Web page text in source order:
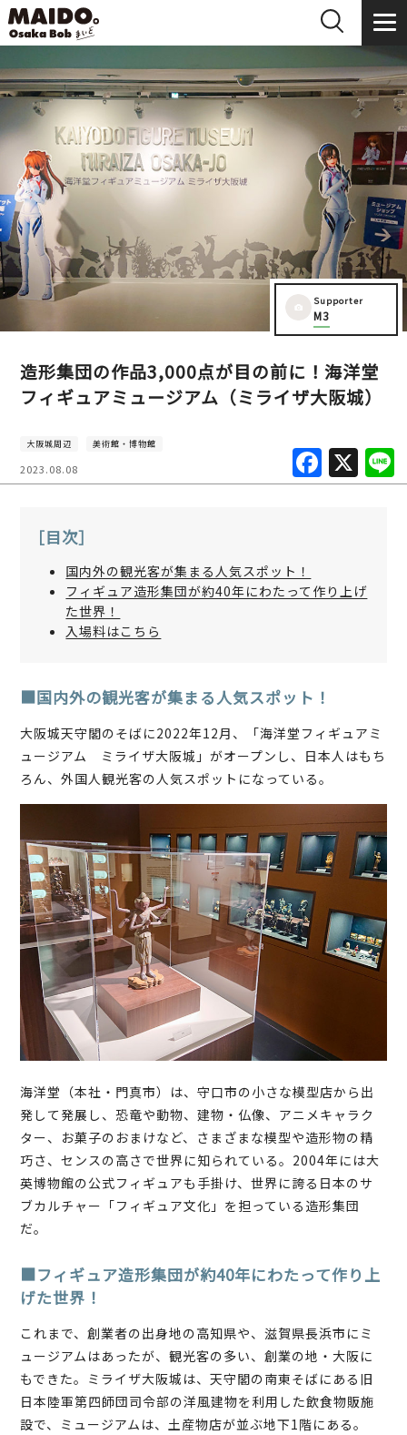
Supporter
M3
造形集団の作品3,000点が目の前に！海洋堂
フィギュアミュージアム（ミライザ大阪城）
F
a
b
o
X
大阪城周辺 美術館・博物館
2023.08.08
［目次］
国内外の観光客が集まる人気スポット！
フィギュア造形集団が約40年にわたって作り上げ
た世界！
入場料はこちら
■国内外の観光客が集まる人気スポット！
大阪城天守閣のそばに2022年12月、「海洋堂フィギュアミ
ュージアム ミライザ大阪城」がオープンし、日本人はもち
ろん、外国人観光客の人気スポットになっている。
海洋堂（本社・門真市）は、守口市の小さな模型店から出
発して発展し、恐竜や動物、建物・仏像、アニメキャラク
ター、お菓子のおまけなど、さまざまな模型や造形物の精
巧さ、センスの高さで世界に知られている。2004年には大
英博物館の公式フィギュアも手掛け、世界に誇る日本のサ
ブカルチャー「フィギュア文化」を担っている造形集団
だ。
■フィギュア造形集団が約40年にわたって作り上
げた世界！
これまで、創業者の出身地の高知県や、滋賀県長浜市にミ
ュージアムはあったが、観光客の多い、創業の地・大阪に
もできた。ミライザ大阪城は、天守閣の南東そばにある旧
日本陸軍第四師団司令部の洋風建物を利用した飲食物販施
設で、ミュージアムは、土産物店が並ぶ地下1階にある。